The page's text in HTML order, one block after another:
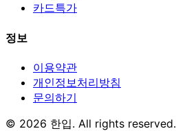
카드특가
정보
이용약관
개인정보처리방침
문의하기
© 2026 한입. All rights reserved.